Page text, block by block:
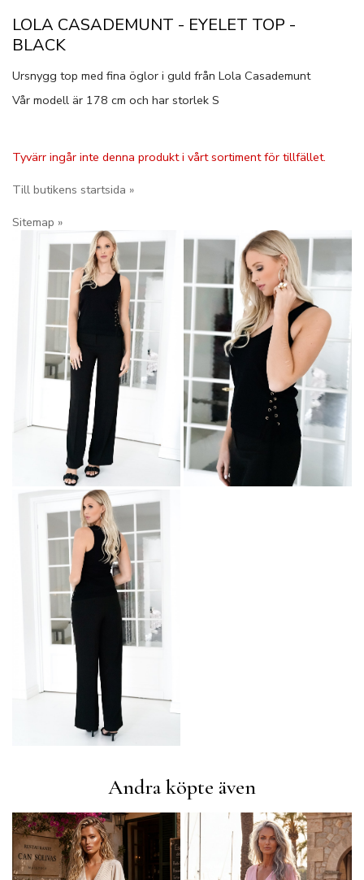
LOLA CASADEMUNT - EYELET TOP -
BLACK
Ursnygg top med fina öglor i guld från Lola Casademunt
Vår modell är 178 cm och har storlek S
Tyvärr ingår inte denna produkt i vårt sortiment för tillfället.
Till butikens startsida »
Sitemap »
Andra köpte även